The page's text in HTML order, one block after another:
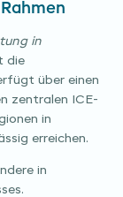
in
die
über einen
zentralen ICE-
in
erreichen.
in